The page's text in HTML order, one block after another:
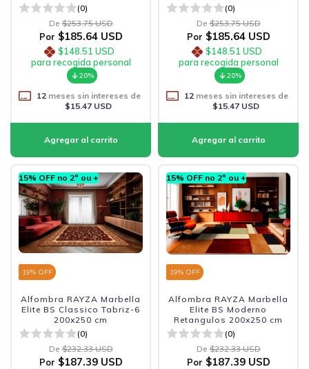
(0)
De $253.75 USD
Por $185.64 USD
$148.51 USD
para recogida personal
20%
12meses sin intereses de
$15.47 USD
(0)
De $253.75 USD
Por $185.64 USD
$148.51 USD
para recogida personal
20%
12meses sin intereses de
$15.47 USD
15% OFF no 2º ou +
19% OFF
Alfombra RAYZA Marbella
Elite BS Classico Tabriz-6
200x250 cm
(0)
De $232.33 USD
Por $187.39 USD
15% OFF no 2º ou +
19% OFF
Alfombra RAYZA Marbella
Elite BS Moderno
Retangulos 200x250 cm
(0)
De $232.33 USD
Por $187.39 USD